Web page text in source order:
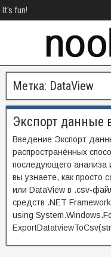
It's fun!
Метка: DataView
Экспорт данные
Введение Экспорт
распространённых
последующего анализа
вы узнаете, как просто
или DataView в .csv-
средств .NET
using